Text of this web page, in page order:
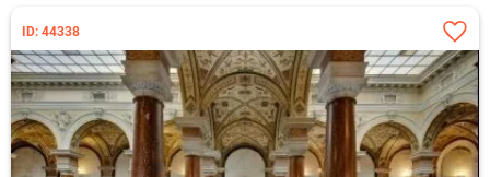
ID: 44338